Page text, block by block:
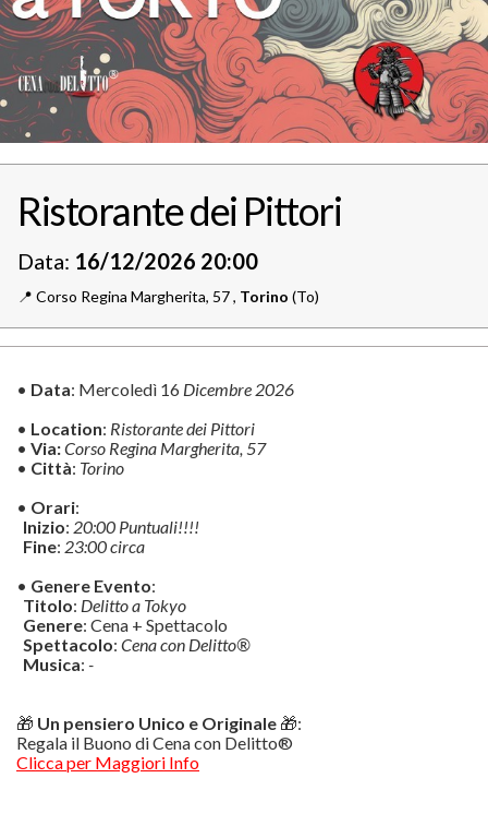
Ristorante dei Pittori
Data: 16/12/2026 20:00
📍️ Corso Regina Margherita, 57 , Torino (To)
• Data: Mercoledì 16 Dicembre 2026
• Location: Ristorante dei Pittori
• Via:Corso Regina Margherita, 57
• Città: Torino
• Orari:
Inizio: 20:00 Puntuali!!!!
Fine: 23:00 circa
• Genere Evento:
Titolo: Delitto a Tokyo
Genere: Cena + Spettacolo
Spettacolo: Cena con Delitto®
Musica: -
🎁 Un pensiero Unico e Originale 🎁:
Regala il Buono di Cena con Delitto®
Clicca per Maggiori Info